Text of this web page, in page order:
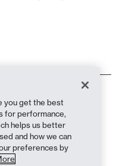
Califórnia)
you get the best
for performance,
helps us better
and how we can
preferences by